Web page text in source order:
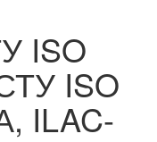
ISO
ISO
ILAC-